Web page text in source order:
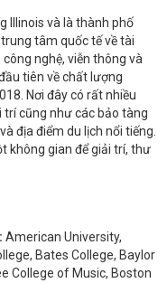
Illinois và là thành phố
tâm quốc tế về tài
nghệ, viễn thông và
tiên về chất lượng
Nơi đây có rất nhiều
cũng như các bảo tàng
địa điểm du lịch nổi tiếng.
không gian để giải trí, thư
American University,
Bates College, Baylor
College of Music, Boston